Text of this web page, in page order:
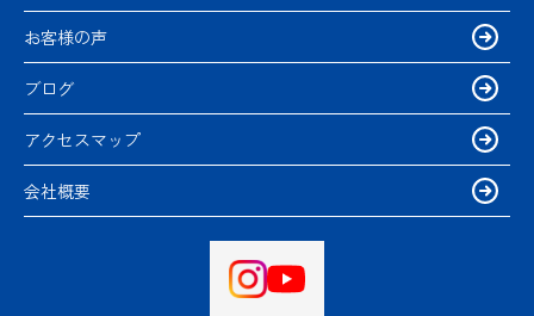
お客様の声
ブログ
アクセスマップ
会社概要